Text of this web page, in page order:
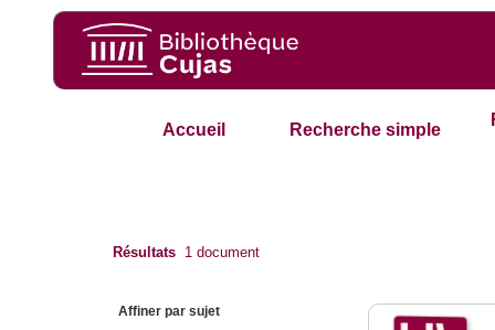
Accueil Recherche simple
Résultats 1 document
Affiner par sujet